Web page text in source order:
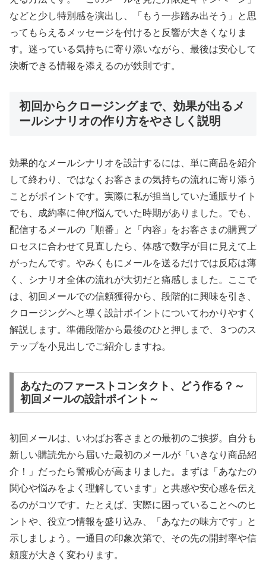
などと少し特別感を演出し、「もう一歩踏み出そう」と思
ってもらえるメッセージを付けると反響が大きくなりま
す。迷っている気持ちに寄り添いながら、最後は安心して
決断できる情報を添えるのが鉄則です。
初回からクロージングまで、効果が出るメ
ールシナリオの作り方をやさしく説明
効果的なメールシナリオを設計するには、単に商品を紹介
して終わり、ではなくお客さまの気持ちの流れに寄り添う
ことがポイントです。実際に私が担当していた通販サイト
でも、成約率に伸び悩んでいた時期がありました。でも、
配信するメールの「順番」と「内容」をお客さまの購買プ
ロセスに合わせて見直したら、体感で数字が目に見えて上
がったんです。やみくもにメールを送るだけでは反応は薄
く、シナリオ全体の流れが大切だと痛感しました。ここで
は、初回メールでの信頼獲得から、段階的に興味を引き、
クロージングへと導く設計ポイントについてわかりやすく
解説します。準備段階から最後のひと押しまで、３つのス
テップを小見出しでご紹介しますね。
あなたのファーストコンタクト、どう作る？～
初回メールの設計ポイント～
初回メールは、いわばお客さまとの最初のご挨拶。自分も
新しい購読先から届いた最初のメールが「いきなり商品紹
介！」だったら警戒心が高まりました。まずは「あなたの
関心や悩みをよく理解しています」と共感や安心感を伝え
るのがコツです。たとえば、実際に困っていることへのヒ
ントや、役立つ情報を盛り込み、「あなたの味方です」と
示しましょう。一通目の印象次第で、その先の開封率や信
頼度が大きく変わります。